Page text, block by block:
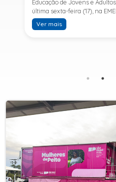
Educação de Jovens e
última sexta-feira (17), na
cerimônia celebrou a
alunos e entrou para a
SESI, ampliando o acesso à
retomar os estudos.A última
Jovens e Adultos formada
oferecida em Sete Barras e,
passou por uma importante
com o SESI, a Prefeitura
o Ensino Fundamental II (6º
Médio, ampliando
para que jovens e adultos
Ver mais